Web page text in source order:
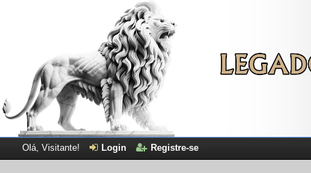
Olá, Visitante! Login Registre-se